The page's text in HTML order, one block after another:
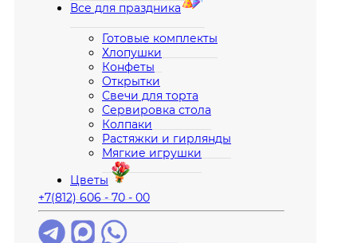
Все для праздника
Готовые комплекты
Хлопушки
Конфеты
Открытки
Свечи для торта
Сервировка стола
Колпаки
Растяжки и гирлянды
Мягкие игрушки
Цветы
+7(812) 606 - 70 - 00